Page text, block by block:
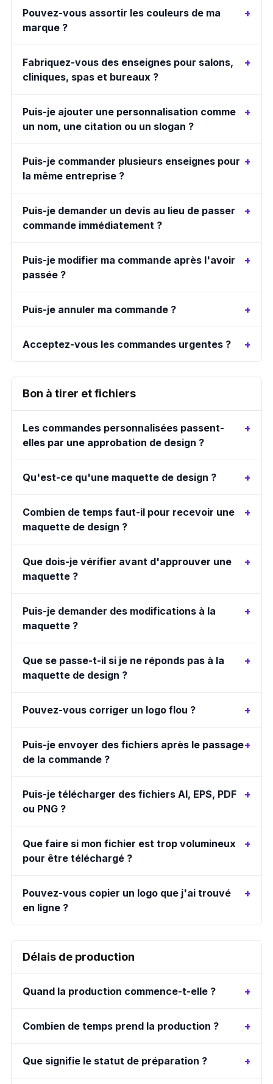
Pouvez-vous assortir les couleurs de ma
marque ?
Fabriquez-vous des enseignes pour salons,
cliniques, spas et bureaux ?
Puis-je ajouter une personnalisation comme
un nom, une citation ou un slogan ?
Puis-je commander plusieurs enseignes pour
la même entreprise ?
Puis-je demander un devis au lieu de passer
commande immédiatement ?
Puis-je modifier ma commande après l'avoir
passée ?
Puis-je annuler ma commande ?
Acceptez-vous les commandes urgentes ?
Bon à tirer et fichiers
Les commandes personnalisées passent-
elles par une approbation de design ?
Qu'est-ce qu'une maquette de design ?
Combien de temps faut-il pour recevoir une
maquette de design ?
Que dois-je vérifier avant d'approuver une
maquette ?
Puis-je demander des modifications à la
maquette ?
Que se passe-t-il si je ne réponds pas à la
maquette de design ?
Pouvez-vous corriger un logo flou ?
Puis-je envoyer des fichiers après le passage
de la commande ?
Puis-je télécharger des fichiers AI, EPS, PDF
ou PNG ?
Que faire si mon fichier est trop volumineux
pour être téléchargé ?
Pouvez-vous copier un logo que j'ai trouvé
en ligne ?
Délais de production
Quand la production commence-t-elle ?
Combien de temps prend la production ?
Que signifie le statut de préparation ?